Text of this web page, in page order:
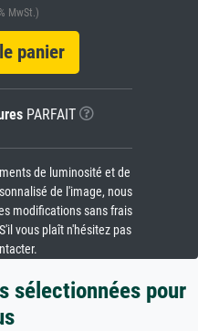
MwSt.)
panier
PARFAIT
de luminosité et de
de l'image, nous
modifications sans frais
vous plaît n'hésitez pas
sélectionnées pour